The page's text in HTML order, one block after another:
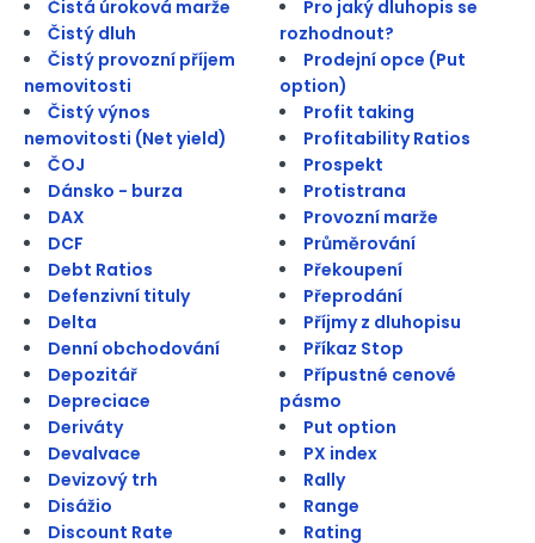
Čistá úroková marže
Čistý dluh
Čistý provozní příjem
nemovitosti
Čistý výnos
nemovitosti (Net yield)
ČOJ
Dánsko - burza
DAX
DCF
Debt Ratios
Defenzivní tituly
Delta
Denní obchodování
Depozitář
Depreciace
Deriváty
Devalvace
Devizový trh
Disážio
Discount Rate
Pro jaký dluhopis se
rozhodnout?
Prodejní opce (Put
option)
Profit taking
Profitability Ratios
Prospekt
Protistrana
Provozní marže
Průměrování
Překoupení
Přeprodání
Příjmy z dluhopisu
Příkaz Stop
Přípustné cenové
pásmo
Put option
PX index
Rally
Range
Rating